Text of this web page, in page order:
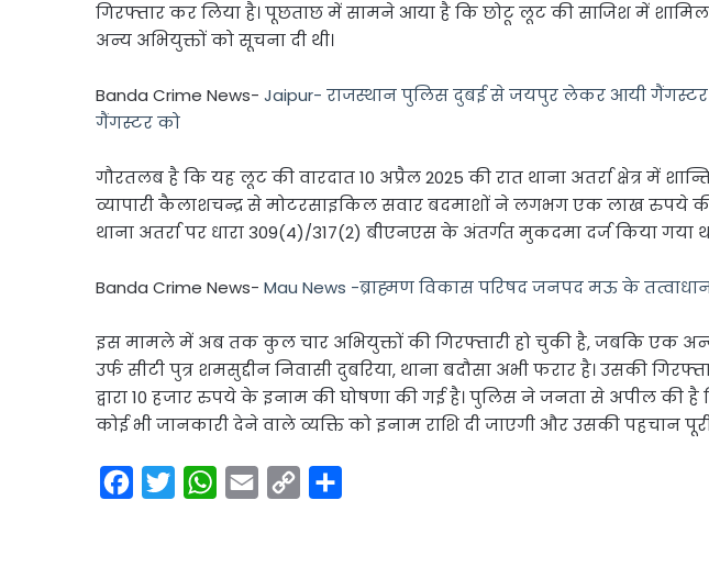
गिरफ्तार कर लिया है। पूछताछ में सामने आया है कि छोटू लूट की साजिश में
अन्य अभियुक्तों को सूचना दी थी।
Banda Crime News- Jaipur- राजस्थान पुलिस दुबई से जयपुर लेकर आयी
गैंगस्टर को
गौरतलब है कि यह लूट की वारदात 10 अप्रैल 2025 की रात थाना अतर्रा क्षेत्र में
व्यापारी कैलाशचन्द्र से मोटरसाइकिल सवार बदमाशों ने लगभग एक लाख रुपये
थाना अतर्रा पर धारा 309(4)/317(2) बीएनएस के अंतर्गत मुकदमा दर्ज किया गया
Banda Crime News- Mau News -ब्राह्मण विकास परिषद जनपद मऊ के
इस मामले में अब तक कुल चार अभियुक्तों की गिरफ्तारी हो चुकी है, जबकि एक अन्य
उर्फ सीटी पुत्र शमसुद्दीन निवासी दुबरिया, थाना बदौसा अभी फरार है। उसकी
द्वारा 10 हजार रुपये के इनाम की घोषणा की गई है। पुलिस ने जनता से अपील की
कोई भी जानकारी देने वाले व्यक्ति को इनाम राशि दी जाएगी और उसकी पहचान
W